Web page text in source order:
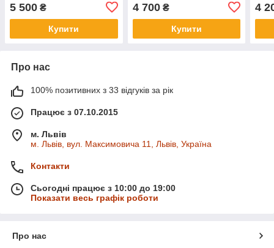
5 500 ₴
Купити
4 700₴
Купити
4
Про нас
100% позитивних з 33 відгуків за рік
Працює з 07.10.2015
м. Львів
м. Львів, вул. Максимовича 11, Львів, Україна
Контакти
Сьогодні працює з 10:00 до 19:00
Показати весь графік роботи
Про нас